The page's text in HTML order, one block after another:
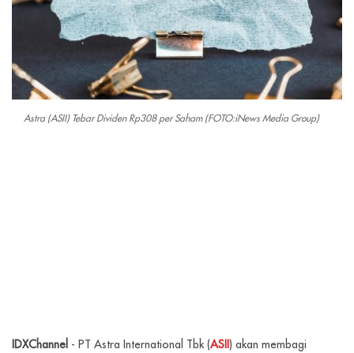
Astra (ASII) Tebar Dividen Rp308 per Saham (FOTO:iNews Media Group)
IDXChannel - PT Astra International Tbk (ASII) akan membagi